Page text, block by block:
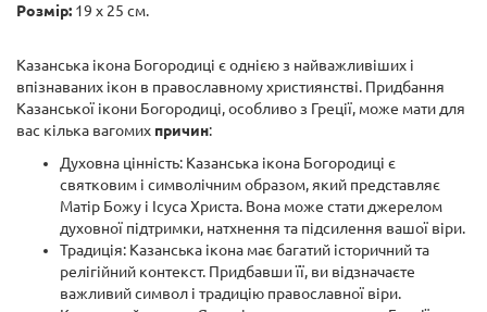
Розмір: 19 х 25 см.
Казанська ікона Богородиці є однією з найважливіших і
впізнаваних ікон в православному християнстві. Придбання
Казанської ікони Богородиці, особливо з Греції, може мати для
вас кілька вагомих причин:
Духовна цінність: Казанська ікона Богородиці є
святковим і символічним образом, який представляє
Матір Божу і Ісуса Христа. Вона може стати джерелом
духовної підтримки, натхнення та підсилення вашої віри.
Традиція: Казанська ікона має багатий історичний та
релігійний контекст. Придбавши її, ви відзначаєте
важливий символ і традицію православної віри.